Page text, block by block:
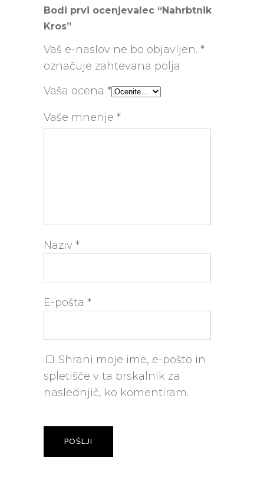
Bodi prvi ocenjevalec “Nahrbtnik
Kros”
Vaš e-naslov ne bo objavljen. *
označuje zahtevana polja
Vaša ocena *
Vaše mnenje *
Naziv *
E-pošta *
Shrani moje ime, e-pošto in
spletišče v ta brskalnik za
naslednjič, ko komentiram.